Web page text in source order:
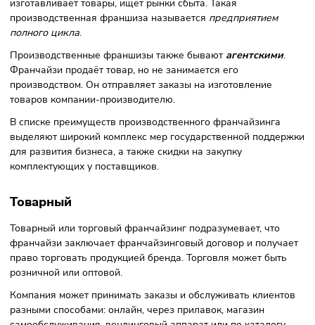
Виды франчайзинга
При определении вида франшизы ориентируются на вид
предпринимательской деятельности, которую будет вести
покупатель франшизы.
являются
: производственный, товарный, сервисный и
комбинированный.
Производственный
Под производственным видом франчайзинга понимают
способ ведения бизнеса, при котором франчайзер
франчайзи технологию производства. Франчайзи